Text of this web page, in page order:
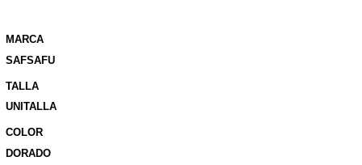
MARCA
SAFSAFU
TALLA
UNITALLA
COLOR
DORADO